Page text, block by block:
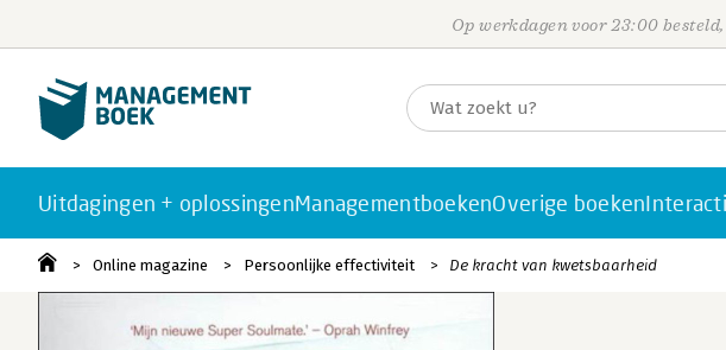
Op werkdagen voor 23:00
Uitdagingen + oplossingenManagementboekenOverige boeken
Online magazine Persoonlijke effectiviteit De kracht van kwetsbaarheid